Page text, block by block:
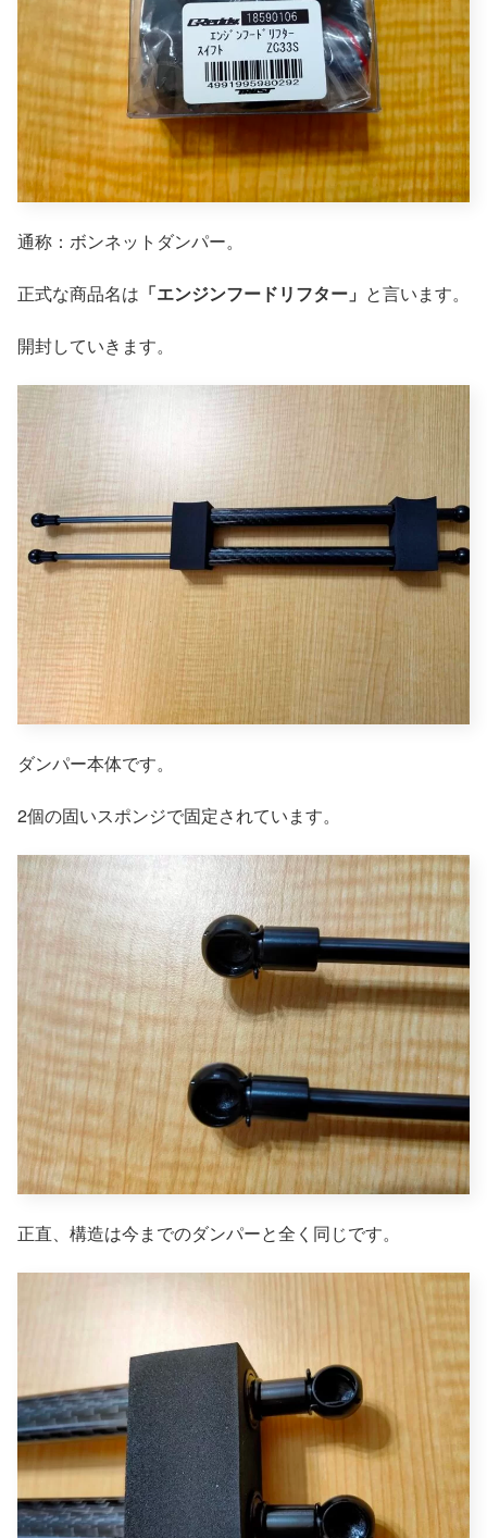
通称：ボンネットダンパー。
正式な商品名は 「エンジンフードリフター」 と言います。
開封していきます。
ダンパー本体です。
2個の固いスポンジで固定されています。
正直、構造は今までのダンパーと全く同じです。